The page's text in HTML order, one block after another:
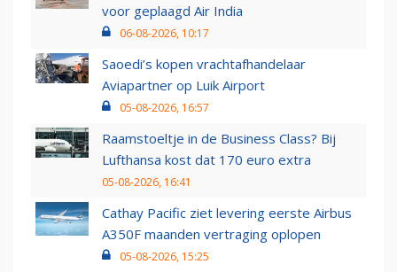
voor geplaagd Air India
06-08-2026, 10:17
Saoedi’s kopen vrachtafhandelaar
Aviapartner op Luik Airport
05-08-2026, 16:57
Raamstoeltje in de Business Class? Bij
Lufthansa kost dat 170 euro extra
05-08-2026, 16:41
Cathay Pacific ziet levering eerste Airbus
A350F maanden vertraging oplopen
05-08-2026, 15:25